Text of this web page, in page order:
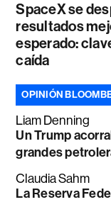
SpaceX se
resultados
esperado:
caída
OPINIÓN
Liam Denning
Un Trump
grandes
Claudia Sahm
La Reserva